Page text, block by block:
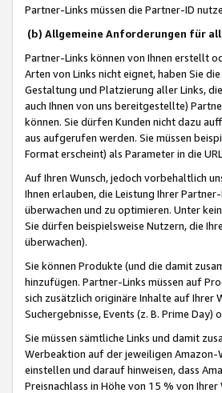
Partner-Links müssen die Partner-ID
(b) Allgemeine Anforderungen für
Partner-Links können von Ihnen erstellt
Arten von Links nicht eignet, haben Sie
Gestaltung und Platzierung aller Links,
auch Ihnen von uns bereitgestellte)
können. Sie dürfen Kunden nicht dazu
aus aufgerufen werden. Sie müssen
Format erscheint) als Parameter in die
Auf Ihren Wunsch, jedoch vorbehaltlich
Ihnen erlauben, die Leistung Ihrer
überwachen und zu optimieren. Unter
Sie dürfen beispielsweise Nutzern, die
überwachen).
Sie können Produkte (und die damit
hinzufügen. Partner-Links müssen auf
sich zusätzlich originäre Inhalte auf Ihrer
Suchergebnisse, Events (z. B. Prime
Sie müssen sämtliche Links und damit
Werbeaktion auf der jeweiligen Amazon-
einstellen und darauf hinweisen, dass
Preisnachlass in Höhe von 15 % von